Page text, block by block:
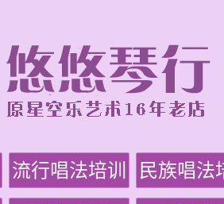
流行唱法培训 民族唱法